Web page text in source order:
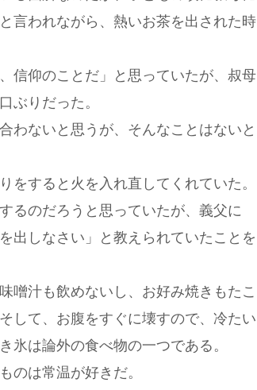
言われながら、熱いお茶を出された時
信仰のことだ」と思っていたが、叔母
ぶりだった。
わないと思うが、そんなことはないと
すると火を入れ直してくれていた。
るのだろうと思っていたが、義父に
出しなさい」と教えられていたことを
噌汁も飲めないし、お好み焼きもたこ
して、お腹をすぐに壊すので、冷たい
氷は論外の食べ物の一つである。
のは常温が好きだ。